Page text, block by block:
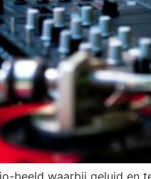
beeld waarbij geluid en